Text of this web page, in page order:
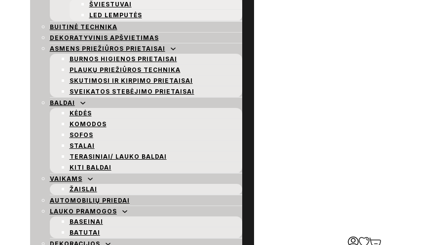
ŠVIESTUVAI
LED LEMPUTĖS
BUITINĖ TECHNIKA
DEKORATYVINIS APŠVIETIMAS
ASMENS PRIEŽIŪROS PRIETAISAI
BURNOS HIGIENOS PRIETAISAI
PLAUKŲ PRIEŽIŪROS TECHNIKA
SKUTIMOSI IR KIRPIMO PRIETAISAI
SVEIKATOS STEBĖJIMO PRIETAISAI
BALDAI
KĖDĖS
KOMODOS
SOFOS
STALAI
TERASINIAI/ LAUKO BALDAI
KITI BALDAI
VAIKAMS
ŽAISLAI
AUTOMOBILIŲ PRIEDAI
LAUKO PRAMOGOS
BASEINAI
BATUTAI